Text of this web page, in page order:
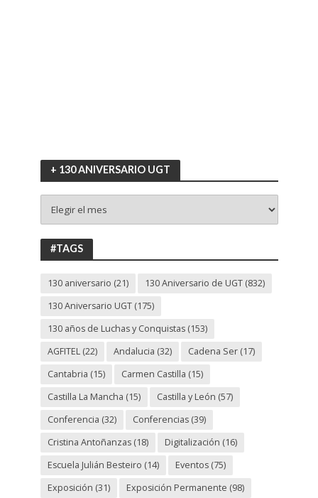
+ 130 ANIVERSARIO UGT
130
ANIVERSARIO
UGT
#TAGS
130 aniversario (21) 130 Aniversario de UGT(832)
130 Aniversario UGT(175)
130 años de Luchas y Conquistas(153)
AGFITEL(22) Andalucia (32) Cadena Ser(17)
Cantabria (15) Carmen Castilla (15)
Castilla La Mancha (15) Castilla y León (57)
Conferencia (32) Conferencias(39)
Cristina Antoñanzas(18) Digitalización (16)
Escuela Julián Besteiro (14) Eventos(75)
Exposición (31) Exposición Permanente (98)